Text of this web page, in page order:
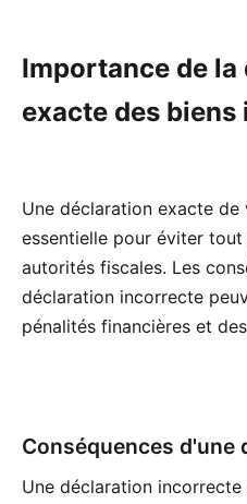
Importance de
exacte des
Une déclaration exacte
essentielle pour éviter
autorités fiscales. Les
déclaration incorrecte
pénalités financières et
Conséquences
Une déclaration